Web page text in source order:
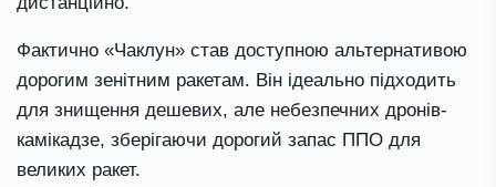
Фактично «Чаклун» став доступною альтернативою
дорогим зенітним ракетам. Він ідеально підходить
для знищення дешевих, але небезпечних дронів-
камікадзе, зберігаючи дорогий запас ППО для
великих ракет.